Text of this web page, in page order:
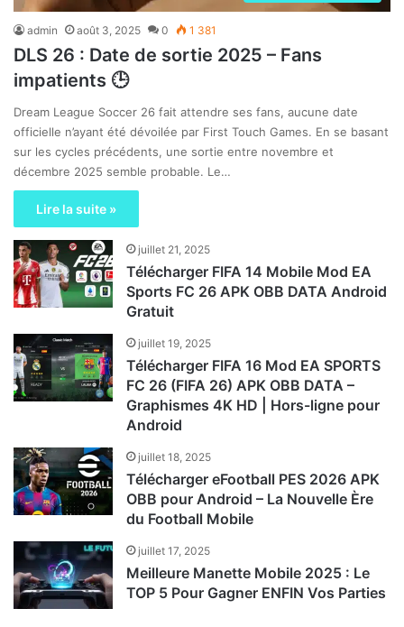
admin août 3, 2025 0 1 381
DLS 26 : Date de sortie 2025 – Fans
impatients 🕒
Dream League Soccer 26 fait attendre ses fans, aucune date
officielle n’ayant été dévoilée par First Touch Games. En se basant
sur les cycles précédents, une sortie entre novembre et
décembre 2025 semble probable. Le…
Lire la suite »
juillet 21, 2025
Télécharger FIFA 14 Mobile Mod EA
Sports FC 26 APK OBB DATA Android
Gratuit
juillet 19, 2025
Télécharger FIFA 16 Mod EA SPORTS
FC 26 (FIFA 26) APK OBB DATA –
Graphismes 4K HD | Hors-ligne pour
Android
juillet 18, 2025
Télécharger eFootball PES 2026 APK
OBB pour Android – La Nouvelle Ère
du Football Mobile
juillet 17, 2025
Meilleure Manette Mobile 2025 : Le
TOP 5 Pour Gagner ENFIN Vos Parties